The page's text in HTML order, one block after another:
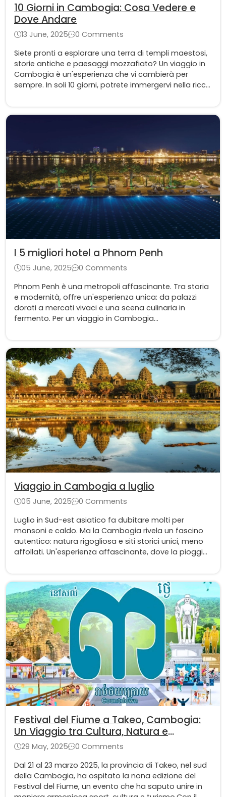
10 Giorni in Cambogia: Cosa Vedere e
Dove Andare
13 June, 2025
0 Comments
Siete pronti a esplorare una terra di templi maestosi,
storie antiche e paesaggi mozzafiato? Un viaggio in
Cambogia è un'esperienza che vi cambierà per
sempre. In soli 10 giorni, potrete immergervi nella ricca
I 5 migliori hotel a Phnom Penh
05 June, 2025
0 Comments
Phnom Penh è una metropoli affascinante. Tra storia
e modernità, offre un'esperienza unica: da palazzi
dorati a mercati vivaci e una scena culinaria in
fermento. Per un viaggio in Cambogia
vibrante.
Viaggio in Cambogia a luglio
05 June, 2025
0 Comments
Luglio in Sud-est asiatico fa dubitare molti per
monsoni e caldo. Ma la Cambogia rivela un fascino
autentico: natura rigogliosa e siti storici unici, meno
affollati. Un'esperienza affascinante, dove la pioggia
Festival del Fiume a Takeo, Cambogia:
Un Viaggio tra Cultura, Natura e
Tradizione
29 May, 2025
0 Comments
Dal 21 al 23 marzo 2025, la provincia di Takeo, nel sud
della Cambogia, ha ospitato la nona edizione del
Festival del Fiume, un evento che ha saputo unire in